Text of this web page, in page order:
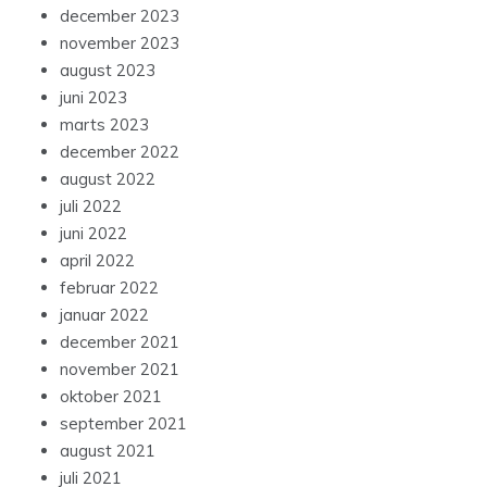
december 2023
november 2023
august 2023
juni 2023
marts 2023
december 2022
august 2022
juli 2022
juni 2022
april 2022
februar 2022
januar 2022
december 2021
november 2021
oktober 2021
september 2021
august 2021
juli 2021